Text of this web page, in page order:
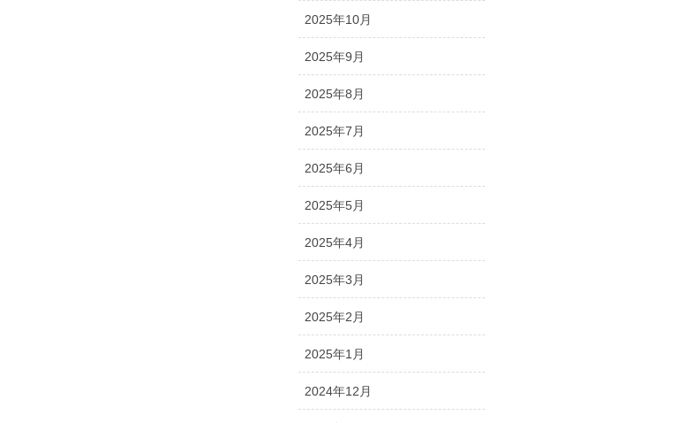
2025年10月
2025年9月
2025年8月
2025年7月
2025年6月
2025年5月
2025年4月
2025年3月
2025年2月
2025年1月
2024年12月